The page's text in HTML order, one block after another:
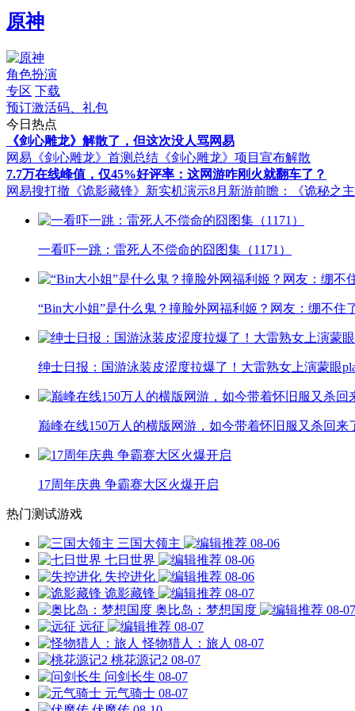
原神
角色扮演
专区 下载
预订激活码、礼包
今日热点
《剑心雕龙》解散了，但这次没人骂网易
网易《剑心雕龙》首测总结 《剑心雕龙》项目宣布解散
7.7万在线峰值，仅45%好评率：这网游咋刚火就翻车了？
网易搜打撤《诡影藏锋》新实机演示8月新游前瞻：《诡秘之
一看吓一跳：雷死人不偿命的囧图集（1171）
“Bin大小姐”是什么鬼？撞脸外网福利姬？网友：绷不住
绅士日报：国游泳装皮涩度拉爆了！大雷熟女上演蒙眼
巅峰在线150万人的横版网游，如今带着怀旧服又杀回来
17周年庆典 争霸赛大区火爆开启
热门测试游戏
三国大领主
08-06
七日世界
08-06
失控进化
08-06
诡影藏锋
08-07
奥比岛：梦想国度
08-07
远征
08-07
怪物猎人：旅人 08-07
桃花源记2 08-07
问剑长生 08-07
元气骑士 08-07